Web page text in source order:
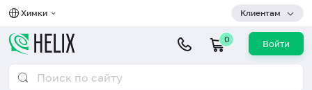
Химки Клиентам
0 Войти